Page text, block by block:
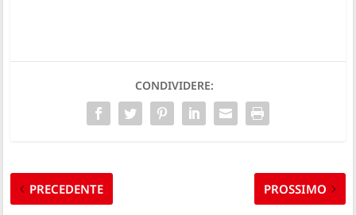
CONDIVIDERE:
PRECEDENTE PROSSIMO